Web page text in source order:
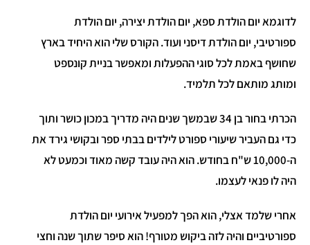
לדוגמא יום הולדת ספא, יום הולדת יצירה, יום הולדת
ספורטיבי, יום הולדת דיסני ועוד. הקורס שלי הוא היחיד בארץ
שחושף באמת לכל סוגי ההפעלות ומאפשר בניית קונספט
ומותג מותאם לכל תלמיד.
הכרתי בחור בן 34 שבמשך שנים היה מדריך במכון כושר ותוך
כדי גם העביר שיעורי ספורט לילדים בבתי ספר ובקושי גירד את
ה-10,000 ש"ח בחודש. הוא היה עובד קשה מאוד וכמעט לא
היה לו פנאי לעצמו.
אחרי שלמד אצלי, הוא הפך למפעיל אירועי יום הולדת
ספורטיביים והיה לזה ביקוש מטורף! הוא סיפר שתוך שנה וחצי